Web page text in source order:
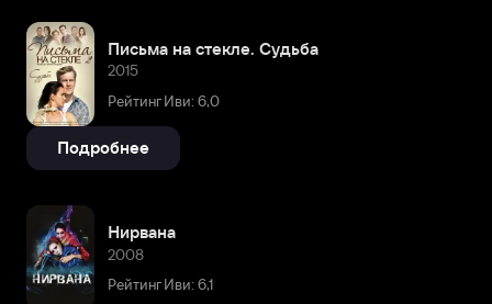
Письма на стекле. Судьба
2015
Рейтинг Иви: 6,0
Подробнее
Нирвана
2008
Рейтинг Иви: 6,1